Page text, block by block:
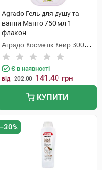
Agrado Гель для душу та
ванни Манго 750 мл 1
флакон
Аградо Косметік Кейр 3000
С.Л.У.
Є в наявності
від 202.00 141.40 грн
КУПИТИ
−30%